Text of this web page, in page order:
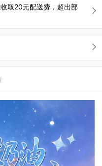
取20元配送费，超出部